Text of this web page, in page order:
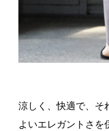
涼しく、快適で、そ
よいエレガントさを